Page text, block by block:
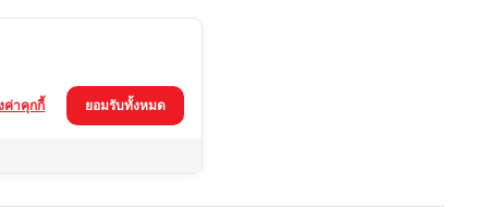
ยอมรับทั้งหมด
ค่าคุกกี้